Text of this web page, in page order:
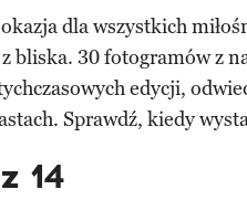
dla wszystkich
bliska. 30 fotogramów z
edycji,
Sprawdź, kiedy
14